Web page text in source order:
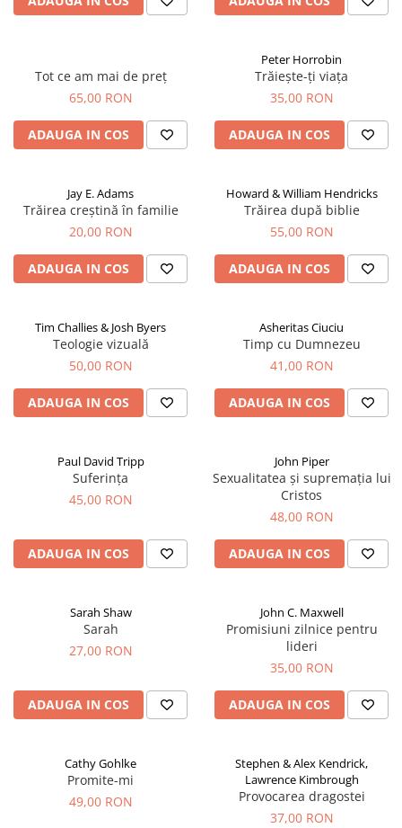
Tot ce am mai de preț
65,00 RON
ADAUGA IN COS
Peter Horrobin
Trăiește-ți viața
35,00 RON
ADAUGA IN COS
Jay E. Adams
Trăirea creștină în familie
20,00 RON
ADAUGA IN COS
Howard & William Hendricks
Trăirea după biblie
55,00 RON
ADAUGA IN COS
Tim Challies & Josh Byers
Teologie vizuală
50,00 RON
ADAUGA IN COS
Asheritas Ciuciu
Timp cu Dumnezeu
41,00 RON
ADAUGA IN COS
Paul David Tripp
Suferința
45,00 RON
ADAUGA IN COS
John Piper
Sexualitatea și supremația lui
Cristos
48,00 RON
ADAUGA IN COS
Sarah Shaw
Sarah
27,00 RON
ADAUGA IN COS
John C. Maxwell
Promisiuni zilnice pentru
lideri
35,00 RON
ADAUGA IN COS
Cathy Gohlke
Promite-mi
49,00 RON
Stephen & Alex Kendrick,
Lawrence Kimbrough
Provocarea dragostei
37,00 RON